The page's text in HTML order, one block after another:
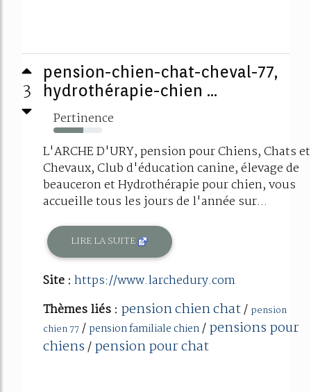
3
pension-chien-chat-cheval-77,
hydrothérapie-chien ...
Pertinence
61%
L'ARCHE D'URY, pension pour Chiens, Chats et
Chevaux, Club d'éducation canine, élevage de
beauceron et Hydrothérapie pour chien, vous
accueille tous les jours de l'année sur...
LIRE LA SUITE
Site : https://www.larchedury.com
Thèmes liés : pension chien chat/ pension
chien 77/ pension familiale chien/pensions pour
chiens/pension pour chat